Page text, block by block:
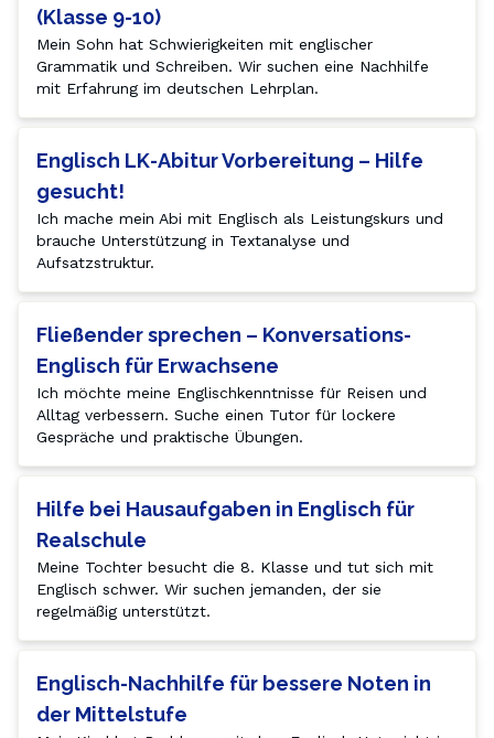
(Klasse 9-10)
Mein Sohn hat Schwierigkeiten mit englischer
Grammatik und Schreiben. Wir suchen eine Nachhilfe
mit Erfahrung im deutschen Lehrplan.
Englisch LK-Abitur Vorbereitung – Hilfe
gesucht!
Ich mache mein Abi mit Englisch als Leistungskurs und
brauche Unterstützung in Textanalyse und
Aufsatzstruktur.
Fließender sprechen – Konversations-
Englisch für Erwachsene
Ich möchte meine Englischkenntnisse für Reisen und
Alltag verbessern. Suche einen Tutor für lockere
Gespräche und praktische Übungen.
Hilfe bei Hausaufgaben in Englisch für
Realschule
Meine Tochter besucht die 8. Klasse und tut sich mit
Englisch schwer. Wir suchen jemanden, der sie
regelmäßig unterstützt.
Englisch-Nachhilfe für bessere Noten in
der Mittelstufe